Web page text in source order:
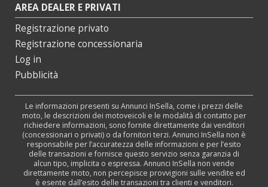
AREA DEALER E PRIVATI
Registrazione privato
Registrazione concessionaria
Log in
Pubblicità
Le informazioni presenti su Annunci InSella, come i prezzi delle
moto, le descrizioni dei motoveicoli e le modalità di contatto per
richiedere informazioni, sono fornite direttamente dai venditori
(concessionari o privati) o da fornitori terzi. Annunci InSella non è
responsabile per l’accuratezza delle informazioni e per l’esito
delle transazioni e fornisce questo servizio senza garanzia di
alcun tipo, implicita o espressa. Annunci InSella non vende
direttamente moto, non percepisce provvigioni sulle vendite ed
è esente dall’esito delle transazioni tra clienti e venditori.